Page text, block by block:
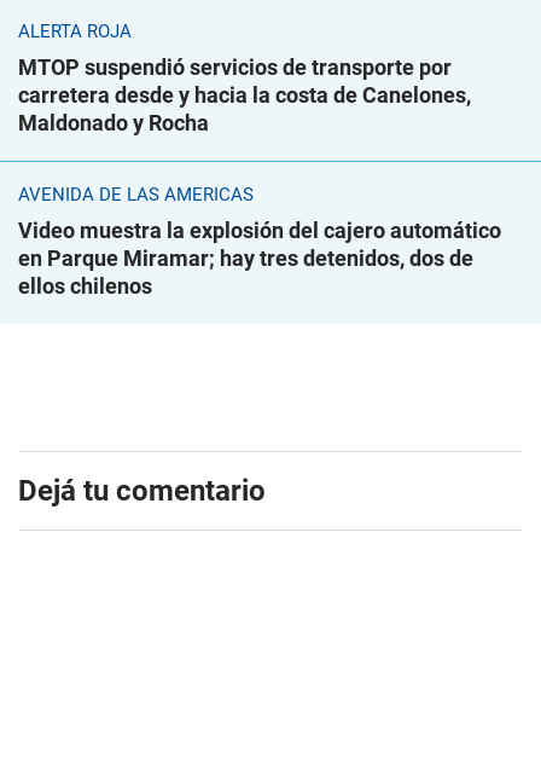
ALERTA ROJA
MTOP suspendió servicios de transporte por
carretera desde y hacia la costa de Canelones,
Maldonado y Rocha
AVENIDA DE LAS AMÉRICAS
Video muestra la explosión del cajero automático
en Parque Miramar; hay tres detenidos, dos de
ellos chilenos
Dejá tu comentario